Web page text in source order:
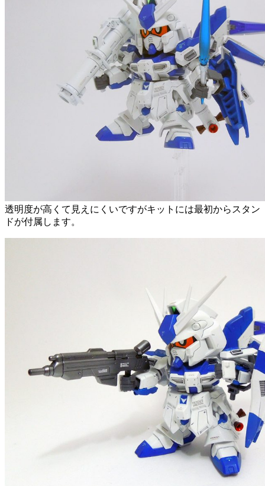
透明度が高くて見えにくいですがキットには最初からスタン
ドが付属します。